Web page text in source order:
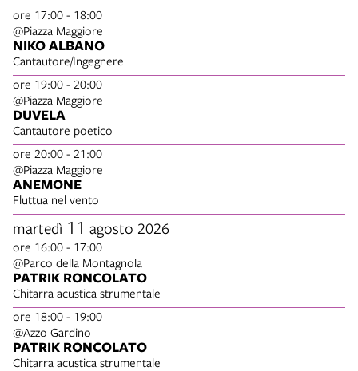
ore 17:00 - 18:00
@Piazza Maggiore
NIKO ALBANO
Cantautore/Ingegnere
ore 19:00 - 20:00
@Piazza Maggiore
DUVELA
Cantautore poetico
ore 20:00 - 21:00
@Piazza Maggiore
ANEMONE
Fluttua nel vento
martedì 11 agosto 2026
ore 16:00 - 17:00
@Parco della Montagnola
PATRIK RONCOLATO
Chitarra acustica strumentale
ore 18:00 - 19:00
@Azzo Gardino
PATRIK RONCOLATO
Chitarra acustica strumentale